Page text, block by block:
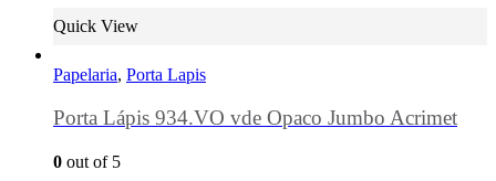
Quick View
Papelaria, Porta Lapis
Porta Lápis 934.VO vde Opaco Jumbo Acrimet
0 out of 5